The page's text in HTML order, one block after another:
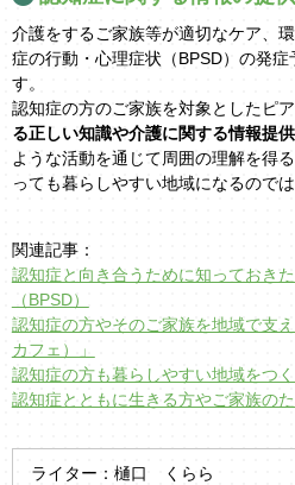
介護をするご家族等が適切なケア、
症の行動・心理症状（BPSD）の発
す。
認知症の方のご家族を対象としたピア
る正しい知識や介護に関する情報提供
ような活動を通じて周囲の理解を得
っても暮らしやすい地域になるのでは
関連記事：
認知症と向き合うために知っておき
（BPSD）
認知症の方やそのご家族を地域で支
カフェ）」
認知症の方も暮らしやすい地域をつ
認知症とともに生きる方やご家族の
ライター：樋口 くらら